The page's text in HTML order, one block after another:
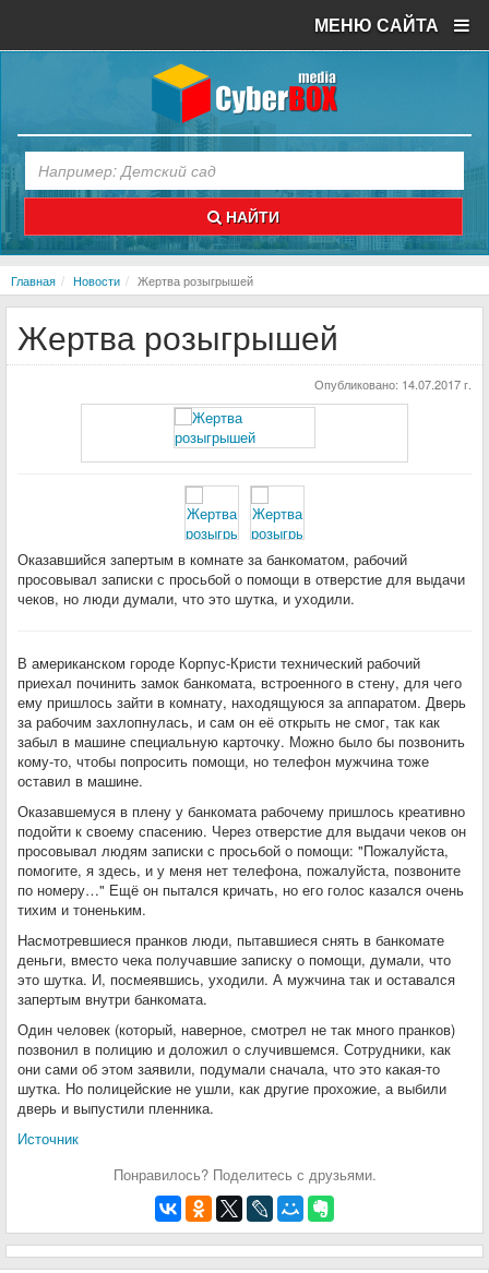
МЕНЮ САЙТА
НАЙТИ
Главная Новости Жертва розыгрышей
Жертва розыгрышей
Опубликовано: 14.07.2017 г.
Оказавшийся запертым в комнате за банкоматом, рабочий
просовывал записки с просьбой о помощи в отверстие для выдачи
чеков, но люди думали, что это шутка, и уходили.
В американском городе Корпус-Кристи технический рабочий
приехал починить замок банкомата, встроенного в стену, для чего
ему пришлось зайти в комнату, находящуюся за аппаратом. Дверь
за рабочим захлопнулась, и сам он её открыть не смог, так как
забыл в машине специальную карточку. Можно было бы позвонить
кому-то, чтобы попросить помощи, но телефон мужчина тоже
оставил в машине.
Оказавшемуся в плену у банкомата рабочему пришлось креативно
подойти к своему спасению. Через отверстие для выдачи чеков он
просовывал людям записки с просьбой о помощи: "Пожалуйста,
помогите, я здесь, и у меня нет телефона, пожалуйста, позвоните
по номеру…" Ещё он пытался кричать, но его голос казался очень
тихим и тоненьким.
Насмотревшиеся пранков люди, пытавшиеся снять в банкомате
деньги, вместо чека получавшие записку о помощи, думали, что
это шутка. И, посмеявшись, уходили. А мужчина так и оставался
запертым внутри банкомата.
Один человек (который, наверное, смотрел не так много пранков)
позвонил в полицию и доложил о случившемся. Сотрудники, как
они сами об этом заявили, подумали сначала, что это какая-то
шутка. Но полицейские не ушли, как другие прохожие, а выбили
дверь и выпустили пленника.
Источник
Понравилось? Поделитесь с друзьями.